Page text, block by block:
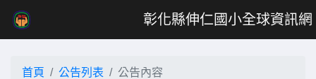
彰化縣伸仁國小全球資訊網
首頁 公告列表 公告內容